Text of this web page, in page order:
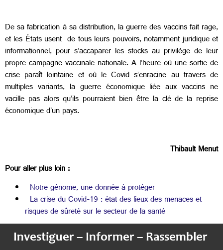
De sa fabrication à sa distribution, la guerre des vaccins fait rage,
et les États usent de tous leurs pouvoirs, notamment juridique et
informationnel, pour s’accaparer les stocks au privilège de leur
propre campagne vaccinale nationale. A l’heure où une sortie de
crise paraît lointaine et où le Covid s’enracine au travers de
multiples variants, la guerre économique liée aux vaccins ne
vacille pas alors qu’ils pourraient bien être la clé de la reprise
économique d'un pays.
Thibault Menut
Pour aller plus loin :
Notre génome, une donnée à protéger
La crise du Covid-19 : état des lieux des menaces et
risques de sûreté sur le secteur de la santé
Investiguer – Informer – Rassembler